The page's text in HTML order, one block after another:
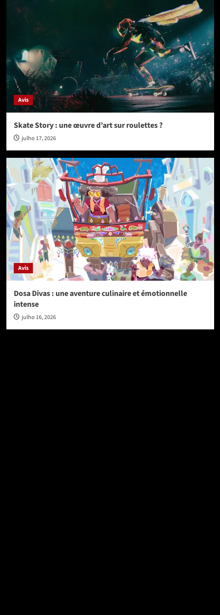
Avis
Skate Story : une œuvre d’art sur roulettes ?
julho 17, 2026
Avis
Dosa Divas : une aventure culinaire et émotionnelle
intense
julho 16, 2026